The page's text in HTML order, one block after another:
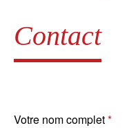
Contact
Votre nom complet